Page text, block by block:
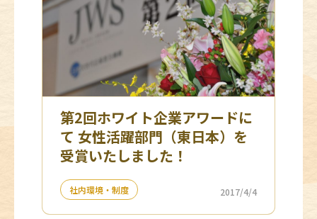
第2回ホワイト企業アワードに
て 女性活躍部門（東日本）を
受賞いたしました！
社内環境・制度 2017/4/4